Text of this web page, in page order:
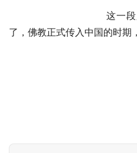
政
这一
了，佛教正式传入中国的时期